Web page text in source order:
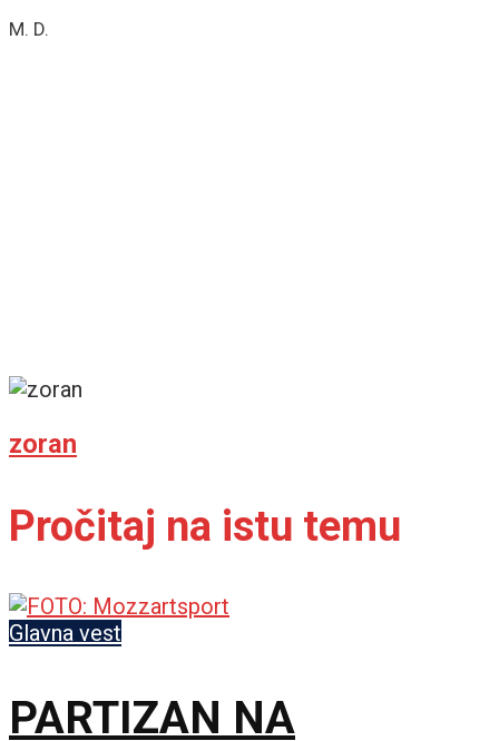
M. D.
zoran
Pročitaj na istu temu
Glavna vest
PARTIZAN NA